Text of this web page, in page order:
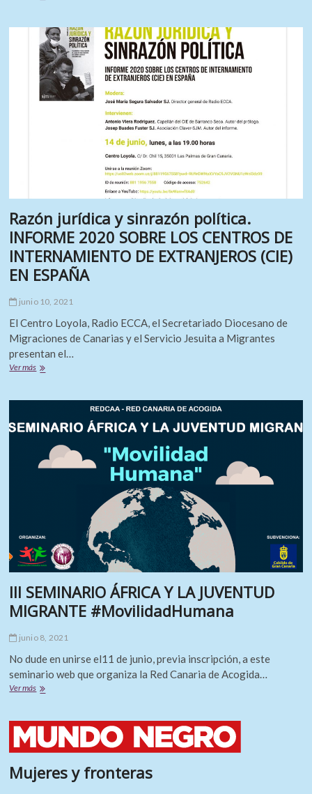
para
sobrevivir»
Razón jurídica y sinrazón política.
INFORME 2020 SOBRE LOS CENTROS DE
INTERNAMIENTO DE EXTRANJEROS (CIE)
EN ESPAÑA
junio 10, 2021
El Centro Loyola, Radio ECCA, el Secretariado Diocesano de
Migraciones de Canarias y el Servicio Jesuita a Migrantes
presentan el…
Ver másRazón
INFORME
SOBRE
LOS
EXTRANJEROS
(CIE)
EN
ESPAÑA
III SEMINARIO ÁFRICA Y LA JUVENTUD
MIGRANTE #MovilidadHumana
junio 8, 2021
No dude en unirse el11 de junio, previa inscripción, a este
seminario web que organiza la Red Canaria de Acogida…
Ver másIII
Y
JUVENTUD
#MovilidadHumana
Mujeres y fronteras